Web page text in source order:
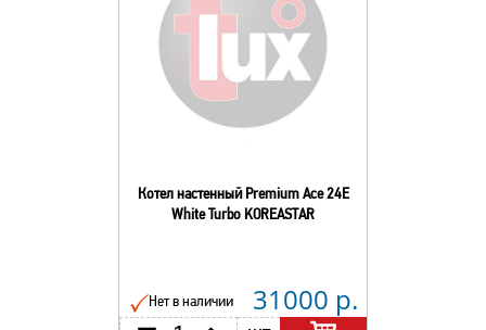
Котел настенный Premium Асе 24E
White Turbo KOREASTAR
Нет в наличии 31000 р.